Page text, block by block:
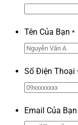
Tên Của Bạn *
Số Điện Thoại
Email Của Bạn